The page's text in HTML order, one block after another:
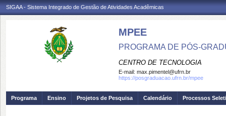
SIGAA - Sistema Integrado de Gestão de Atividades Acadêmicas
MPEE
PROGRAMA DE PÓS-
CENTRO DE TECNOLOGIA
E-mail: max.pimentel@ufrn.br
https://posgraduacao.ufrn.br/mpee
Programa Ensino Projetos de Pesquisa Calendário Processos